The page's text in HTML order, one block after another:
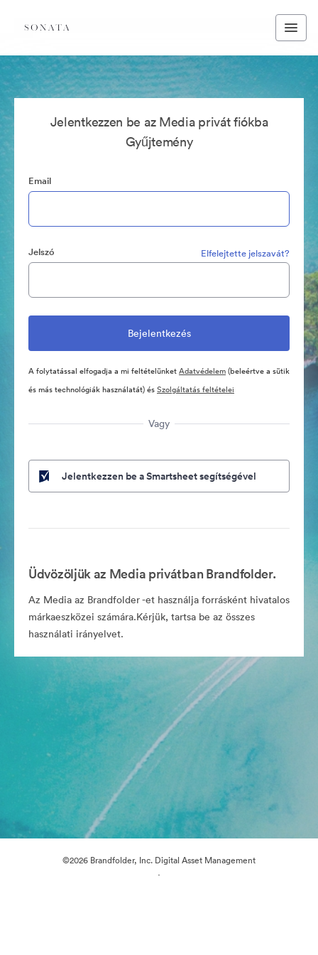
Jelentkezzen be az Media privát fiókba
Gyűjtemény
Email
Jelszó Elfelejtette jelszavát?
A folytatással elfogadja a mi feltételünketAdatvédelem(beleértve a sütik
és más technológiák használatát) ésSzolgáltatás feltételei
Vagy
Jelentkezzen be a Smartsheet segítségével
Üdvözöljük az Media privátban Brandfolder.
Az Media az Brandfolder -et használja forrásként hivatalos
márkaeszközei számára.Kérjük, tartsa be az összes
használati irányelvet.
©2026 Brandfolder, Inc. Digital Asset Management
·